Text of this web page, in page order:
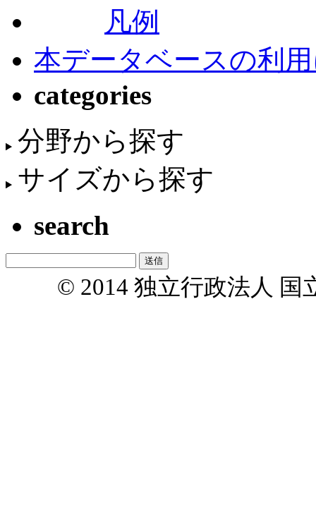
凡例
本データベースの利
categories
分野から探す
サイズから探す
search
© 2014 独立行政法人 国